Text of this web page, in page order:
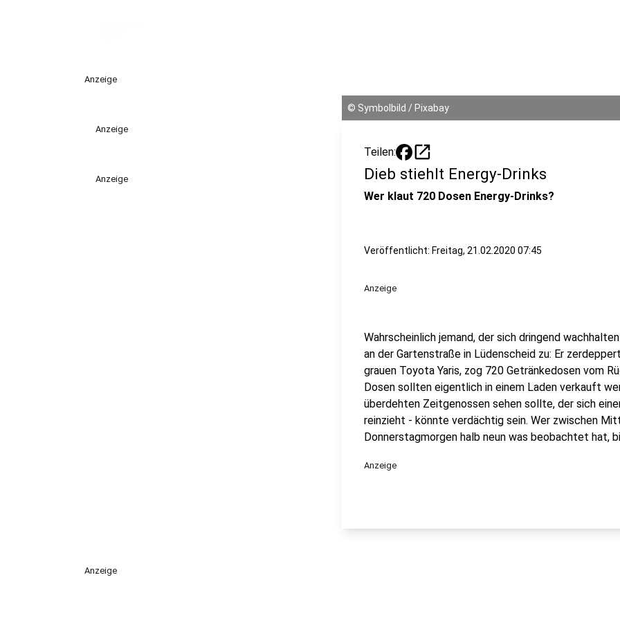
Anzeige
Anzeige
Anzeige
© Symbolbild / Pixabay
Teilen: open_in_new
Dieb stiehlt Energy-Drinks
Wer klaut 720 Dosen Energy-Drinks?
Veröffentlicht: Freitag, 21.02.2020 07:45
Anzeige
Wahrscheinlich jemand, der sich dringend
an der Gartenstraße in Lüdenscheid zu: Er
grauen Toyota Yaris, zog 720 Getränkedosen vom
Dosen sollten eigentlich in einem Laden verkauft
überdehten Zeitgenossen sehen sollte, der sich
reinzieht - könnte verdächtig sein. Wer zwischen
Donnerstagmorgen halb neun was beobachtet hat,
Anzeige
Anzeige